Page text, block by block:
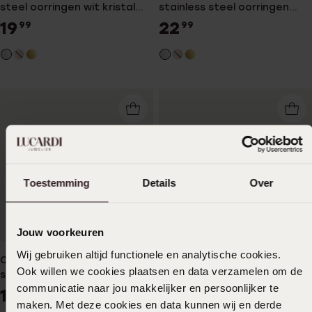
Toestemming Details Over
Jouw voorkeuren
Wij gebruiken altijd functionele en analytische cookies.
Ook willen we cookies plaatsen en data verzamelen om de
communicatie naar jou makkelijker en persoonlijker te
maken. Met deze cookies en data kunnen wij en derde
steel oorringen wit kristal
voor dames
19 99
stainless steel oorringen
met kristal voor dames
22 99
Colours by Kate stainless
steel goldplated oorringen
light colorado kristal voor
dames
1999
Colours by Kate gerecycled
stainless steel goldplated
oorringen light colorado
kristal voor dames
2299